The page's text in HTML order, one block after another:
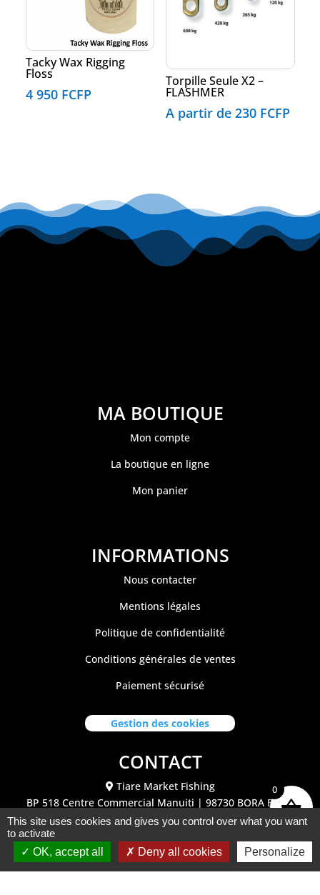
Tacky Wax Rigging
Floss
4 950 FCFP
Torpille Seule X2 –
FLASHMER
A partir de 230 FCFP
MA BOUTIQUE
Mon compte
La boutique en ligne
Mon panier
INFORMATIONS
Nous contacter
Mentions légales
Politique de confidentialité
Conditions générales de ventes
Paiement sécurisé
Gestion des cookies
CONTACT
Tiare Market Fishing
BP 518 Centre Commercial Manuiti | 98730 BORA BORA
Polynésie Française
tiaremarketfishing@tiaremarket.fr
0
This site uses cookies and gives you control over what you want
to activate
OK, accept all
Deny all cookies Personalize